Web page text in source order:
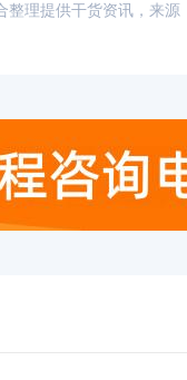
整理提供干货资讯，来